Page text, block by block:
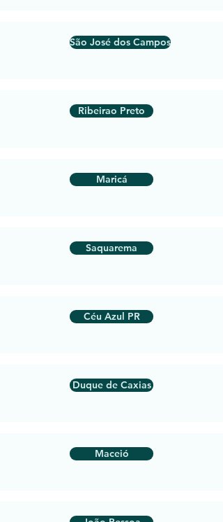
São José dos Campos
Ribeirao Preto
Maricá
Saquarema
Céu Azul PR
Duque de Caxias
Maceió